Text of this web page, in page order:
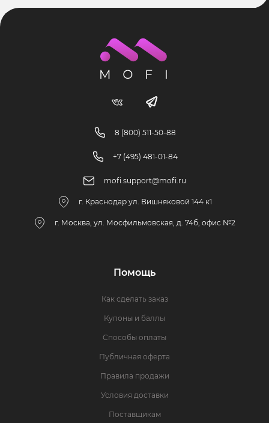
8 (800) 511-50-88
+7 (495) 481-01-84
mofi.support@mofi.ru
г. Краснодар ул. Вишняковой 144 к1
г. Москва, ул. Мосфильмовская, д. 74б, офис №2
Помощь
Как сделать заказ
Купоны и баллы
Способы оплаты
Публичная оферта
Правила продажи
Условия доставки
Поставщикам